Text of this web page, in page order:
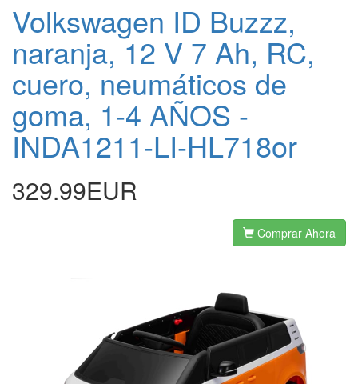
Volkswagen ID Buzzz,
naranja, 12 V 7 Ah, RC,
cuero, neumáticos de
goma, 1-4 AÑOS -
INDA1211-LI-HL718or
329.99EUR
Comprar Ahora